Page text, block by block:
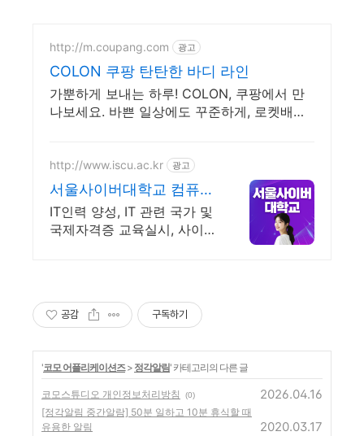
http://m.coupang.com 광고
COLON 쿠팡 탄탄한 바디 라인
가뿐하게 보내는 하루! COLON, 쿠팡에서 만
나보세요. 바쁜 일상에도 꾸준하게, 로켓배송
http://www.iscu.ac.kr 광고
서울사이버대학교 컴퓨터
공학과 2026 가을학기 신
편입생
IT인력 양성, IT 관련 국가 및
국제자격증 교육실시, 사이버
공감 구독하기
'코모 어플리케이션즈> 정각알림' 카테고리의 다른 글
코모스튜디오 개인정보처리방침 (0) 2026.04.16
[정각알림 중간알람] 50분 일하고 10분 휴식할 때
유용한 알림
2020.03.17